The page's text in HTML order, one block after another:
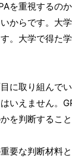
を重視するの
からです。大
。大学で得た
に取り組んで
いえません。
を判断すること
要な判断材料